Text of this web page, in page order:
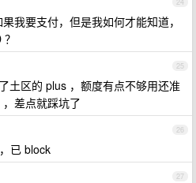
我要支付，但是我如何才能知道，
25
土区的 plus ，额度有点不够用还准
差点就踩坑了
26
已 block
27